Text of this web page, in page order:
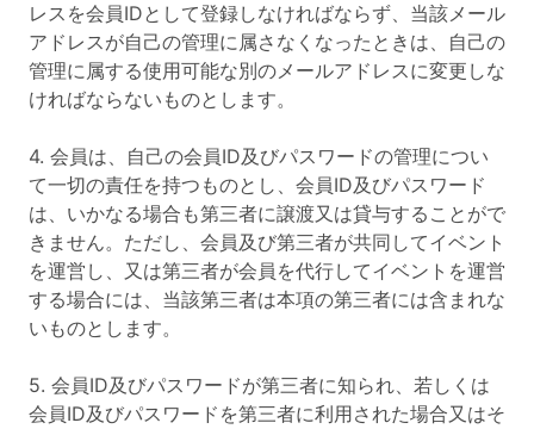
レスを会員IDとして登録しなければならず、当該メール
アドレスが自己の管理に属さなくなったときは、自己の
管理に属する使用可能な別のメールアドレスに変更しな
ければならないものとします。
4. 会員は、自己の会員ID及びパスワードの管理につい
て一切の責任を持つものとし、会員ID及びパスワード
は、いかなる場合も第三者に譲渡又は貸与することがで
きません。ただし、会員及び第三者が共同してイベント
を運営し、又は第三者が会員を代行してイベントを運営
する場合には、当該第三者は本項の第三者には含まれな
いものとします。
5. 会員ID及びパスワードが第三者に知られ、若しくは
会員ID及びパスワードを第三者に利用された場合又はそ